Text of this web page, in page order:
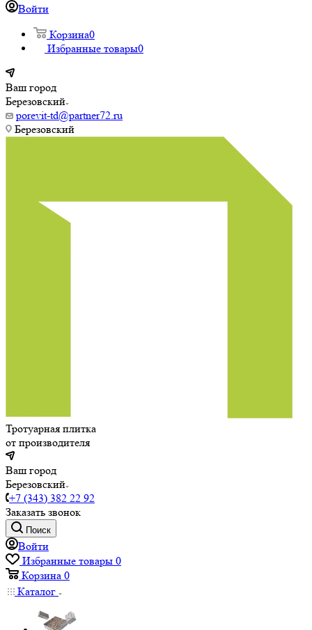
Войти
Корзина0
Избранные товары0
Ваш город
Березовский
porevit-td@partner72.ru
Березовский
Тротуарная плитка
от производителя
Ваш город
Березовский
+7 (343) 382 22 92
Заказать звонок
Поиск
Войти
Избранные товары 0
Корзина 0
Каталог